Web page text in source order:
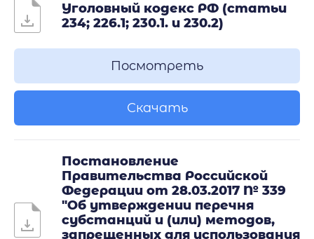
Уголовный кодекс РФ (статьи
234; 226.1; 230.1. и 230.2)
Посмотреть
Скачать
Постановление
Правительства Российской
Федерации от 28.03.2017 № 339
"Об утверждении перечня
субстанций и (или) методов,
запрещенных для использования